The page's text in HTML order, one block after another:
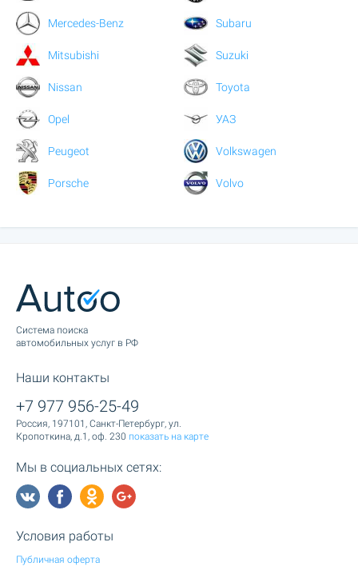
Mercedes-Benz
Mitsubishi
Nissan
Opel
Peugeot
Porsche
Subaru
Suzuki
Toyota
УАЗ
Volkswagen
Volvo
Cистема поиска
автомобильных услуг в РФ
Наши контакты
+7 977 956-25-49
Россия, 197101, Санкт-Петербург, ул.
Кропоткина, д.1, оф. 230 показать на карте
Мы в социальных сетях:
Условия работы
Публичная оферта